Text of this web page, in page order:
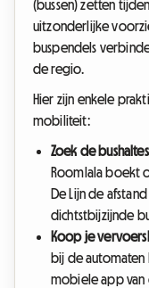
(bussen) zetten
uitzonderlijke
buspendels
de regio.
Hier zijn enkele
mobiliteit:
Zoek de
Roomlala boekt
De Lijn de
dichtstbijzijnde
Koop je
bij de automaten
mobiele app van